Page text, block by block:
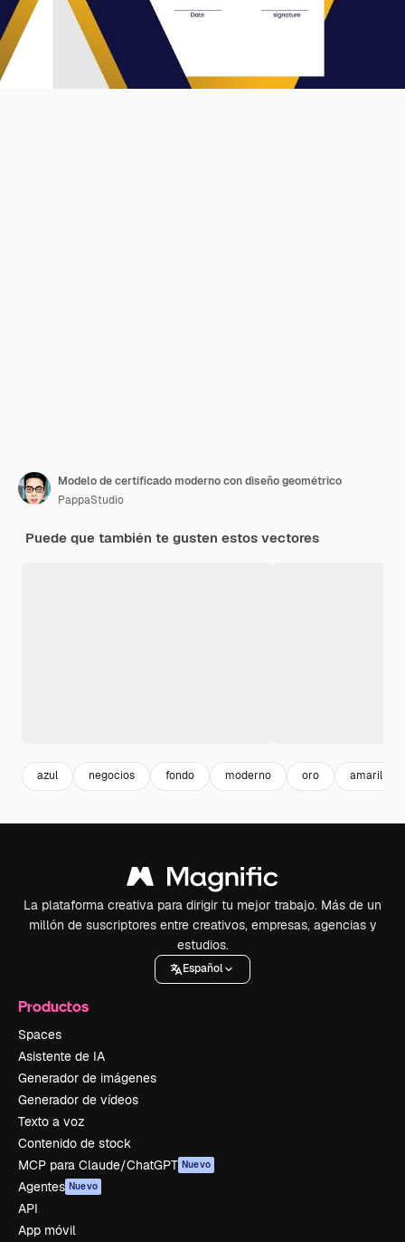
Modelo de certificado moderno con diseño geométrico
PappaStudio
Puede que también te gusten estos vectores
azul negocios fondo moderno oro amarillo
La plataforma creativa para dirigir tu mejor trabajo. Más de un
millón de suscriptores entre creativos, empresas, agencias y
estudios.
Español
Productos
Spaces
Asistente de IA
Generador de imágenes
Generador de vídeos
Texto a voz
Contenido de stock
MCP para Claude/ChatGPT Nuevo
Agentes Nuevo
API
App móvil